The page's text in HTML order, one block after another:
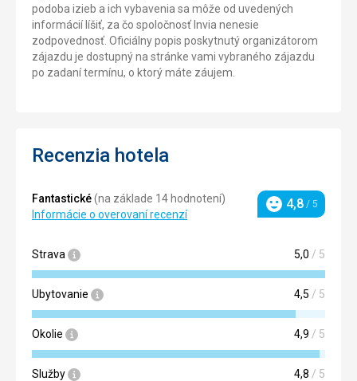
podoba izieb a ich vybavenia sa môže od uvedených
informácií líšiť, za čo spoločnosť Invia nenesie
zodpovednosť. Oficiálny popis poskytnutý organizátorom
zájazdu je dostupný na stránke vami vybraného zájazdu
po zadaní termínu, o ktorý máte záujem.
Recenzia hotela
Fantastické(na základe 14 hodnotení)
Informácie o overovaní recenzí
Hodnotenie
4,8 / 5
Strava 5,0 / 5
Ubytovanie 4,5 / 5
Okolie 4,9 / 5
Služby 4,8 / 5